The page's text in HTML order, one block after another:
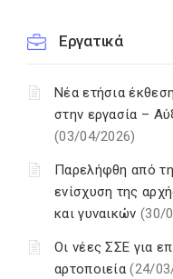
Εργατικά
Νέα ετήσια
στην εργασία –
(03/04/2026)
Παρελήφθη από
ενίσχυση της
και γυναικών (30/
Οι νέες ΣΣΕ για
αρτοποιεία(24/